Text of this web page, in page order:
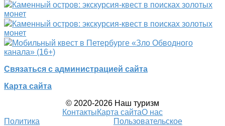
Каменный остров: экскурсия-квест в поисках золотых
монет
Каменный остров: экскурсия-квест в поисках золотых
монет
Мобильный квест в Петербурге «Зло Обводного
канала» (16+)
Связаться с администрацией сайта
Карта сайта
© 2020-2026 Наш туризм
КонтактыКарта сайтаО нас
Политика
Пользовательское